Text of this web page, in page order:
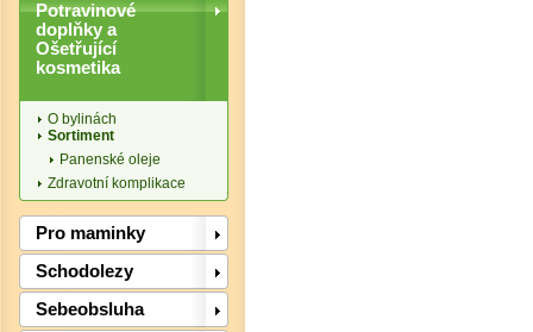
Potravinové
doplňky a
Ošetřující
kosmetika
O bylinách
Sortiment
Panenské oleje
Zdravotní komplikace
Pro maminky
Schodolezy
Sebeobsluha